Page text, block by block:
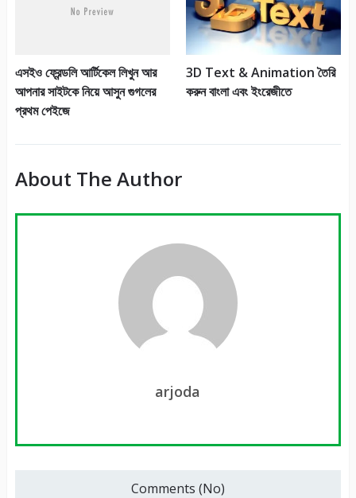
এসইও ফ্রেন্ডলি আর্টিকেল লিখুন আর
আপনার সাইটকে নিয়ে আসুন গুগলের
প্রথম পেইজে
3D Text & Animation তৈরি
করুন বাংলা এবং ইংরেজীতে
About The Author
arjoda
Comments (No)